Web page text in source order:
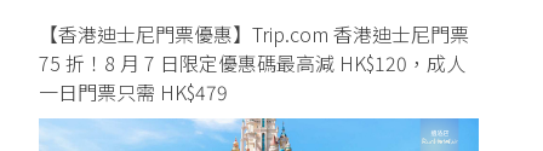
【香港迪士尼門票優惠】Trip.com 香港迪士尼門票
75 折！8 月 7 日限定優惠碼最高減 HK$120，成人
一日門票只需 HK$479